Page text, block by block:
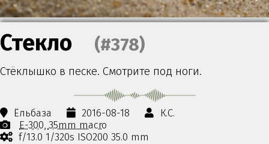
Стекло (#378)
Стёклышко в песке. Смотрите под ноги.
Ёльбаза 2016-08-18
К.С.
E-300 35mm macro
f/13.0 1/320s ISO200 35.0 mm